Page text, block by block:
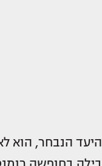
היעד הנבחר, הוא